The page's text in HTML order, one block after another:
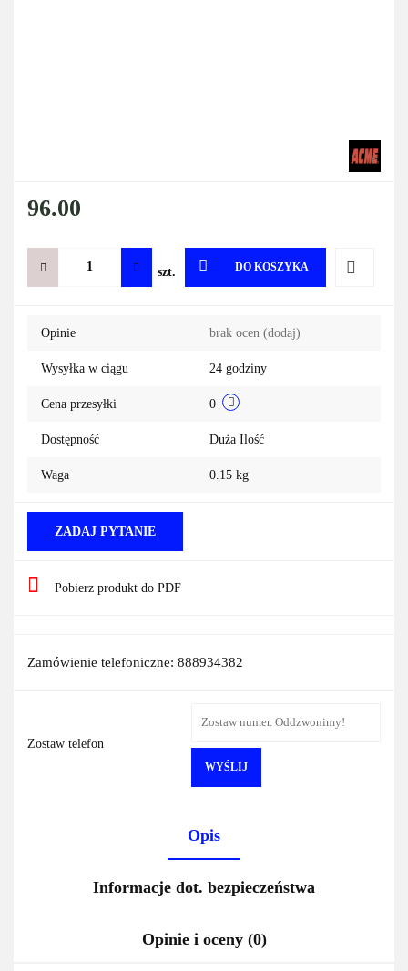
96.00
szt. DO KOSZYKA
Opinie brak ocen (dodaj)
Wysyłka w ciągu 24 godziny
Cena przesyłki 0
Dostępność Duża Ilość
Waga 0.15 kg
ZADAJ PYTANIE
Pobierz produkt do PDF
Zamówienie telefoniczne: 888934382
Zostaw telefon
WYŚLIJ
Opis
Informacje dot. bezpieczeństwa
Opinie i oceny (0)